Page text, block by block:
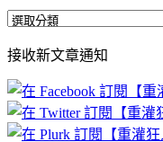
全
文
章
分
類
接收新文章通知